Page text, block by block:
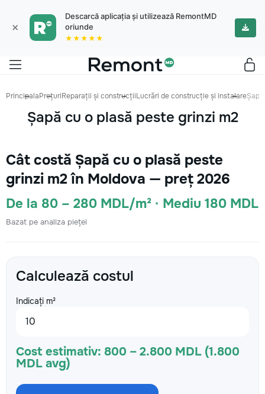
×
Descarcă aplicația și utilizează RemontMD
oriunde
★★★★★
PrincipalaPrețuriReparații și construcțiiLucrări de construcție și instalare
Șapă cu o plasă peste grinzi m2
Cât costă Șapă cu o plasă peste
grinzi m2 în Moldova — preț 2026
De la 80 – 280 MDL/m² · Mediu 180 MDL
Bazat pe analiza pieței
Calculează costul
Indicați m²
Cost estimativ: 800 – 2.800 MDL (1.800
MDL avg)